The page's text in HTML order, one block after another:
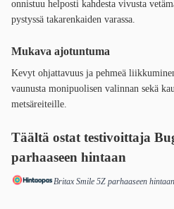
onnistuu helposti kahdesta vivusta
pystyssä takarenkaiden varassa.
Mukava ajotuntuma
Kevyt ohjattavuus ja pehmeä
vaunusta monipuolisen valinnan sekä
metsäreiteille.
Täältä ostat testivoittaja
parhaaseen hintaan
Britax Smile 5Z parhaaseen hintaan